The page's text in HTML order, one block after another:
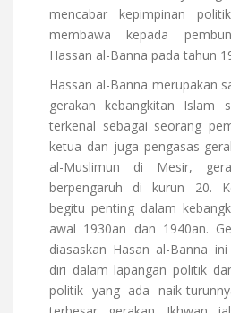
mencabar kepimpinan
membawa kepada
Hassan al-Banna pada tahun
Hassan al-Banna merupakan
gerakan kebangkitan Islam
terkenal sebagai seorang
ketua dan juga pengasas
al-Muslimun di Mesir,
berpengaruh di kurun 20.
begitu penting dalam
awal 1930an dan 1940an.
diasaskan Hasan al-Banna
diri dalam lapangan politik
politik yang ada naik-